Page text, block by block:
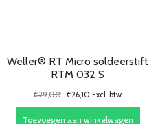
Weller® RT Micro soldeerstift
RTM 032 S
€29,00 €26,10 Excl. btw
Toevoegen aan winkelwagen